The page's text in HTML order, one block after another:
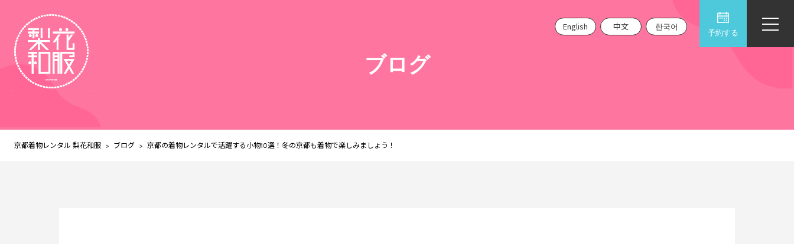
English 中文 한국어
予約する
ブログ
京都着物レンタル 梨花和服 > ブログ > 京都の着物レンタルで活躍する小物10選！冬の京都も着物で楽しみましょう！